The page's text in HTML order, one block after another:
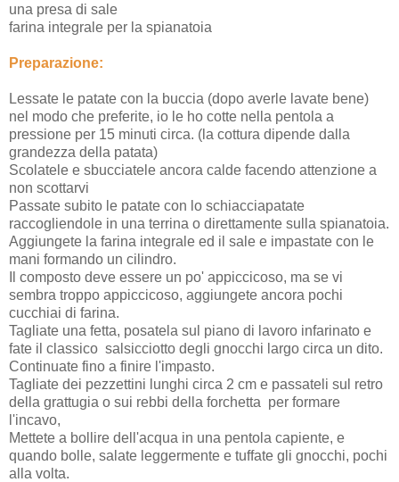
una presa di sale
farina integrale per la spianatoia
Preparazione:
Lessate le patate con la buccia (dopo averle lavate bene)
nel modo che preferite, io le ho cotte nella pentola a
pressione per 15 minuti circa. (la cottura dipende dalla
grandezza della patata)
Scolatele e sbucciatele ancora calde facendo attenzione a
non scottarvi
Passate subito le patate con lo schiacciapatate
raccogliendole in una terrina o direttamente sulla spianatoia.
Aggiungete la farina integrale ed il sale e impastate con le
mani formando un cilindro.
Il composto deve essere un po' appiccicoso, ma se vi
sembra troppo appiccicoso, aggiungete ancora pochi
cucchiai di farina.
Tagliate una fetta, posatela sul piano di lavoro infarinato e
fate il classico salsicciotto degli gnocchi largo circa un dito.
Continuate fino a finire l'impasto.
Tagliate dei pezzettini lunghi circa 2 cm e passateli sul retro
della grattugia o sui rebbi della forchetta per formare
l'incavo,
Mettete a bollire dell'acqua in una pentola capiente, e
quando bolle, salate leggermente e tuffate gli gnocchi, pochi
alla volta.